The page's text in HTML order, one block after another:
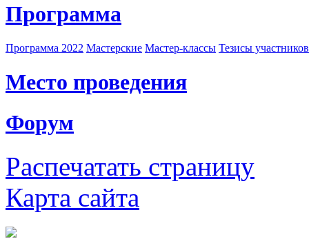
Программа
Программа 2022 Мастерские Мастер-классы Тезисы
Место проведения
Форум
Распечатать страницу
Карта сайта